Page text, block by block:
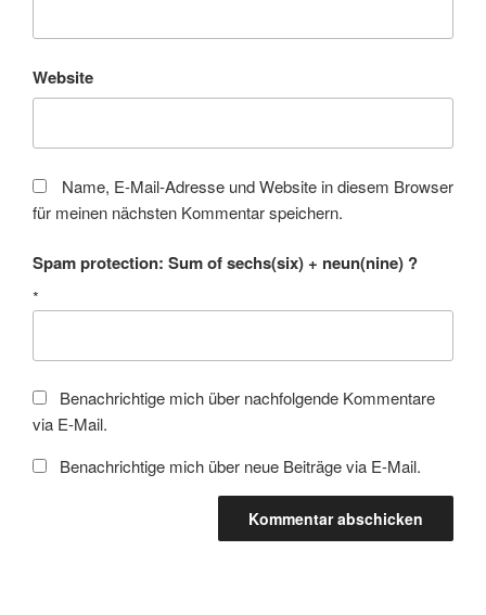
Website
Name, E-Mail-Adresse und Website in diesem Browser
für meinen nächsten Kommentar speichern.
Spam protection: Sum of sechs(six) + neun(nine) ?
*
Benachrichtige mich über nachfolgende Kommentare
via E-Mail.
Benachrichtige mich über neue Beiträge via E-Mail.